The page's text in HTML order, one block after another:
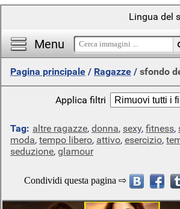
Menu
Lingua del
Pagina principale / Ragazze / sfondo
Applica filtri
Tag: altre ragazze, donna, sexy, fitness,
moda, tempo libero, attivo, esercizio,
seduzione, glamour